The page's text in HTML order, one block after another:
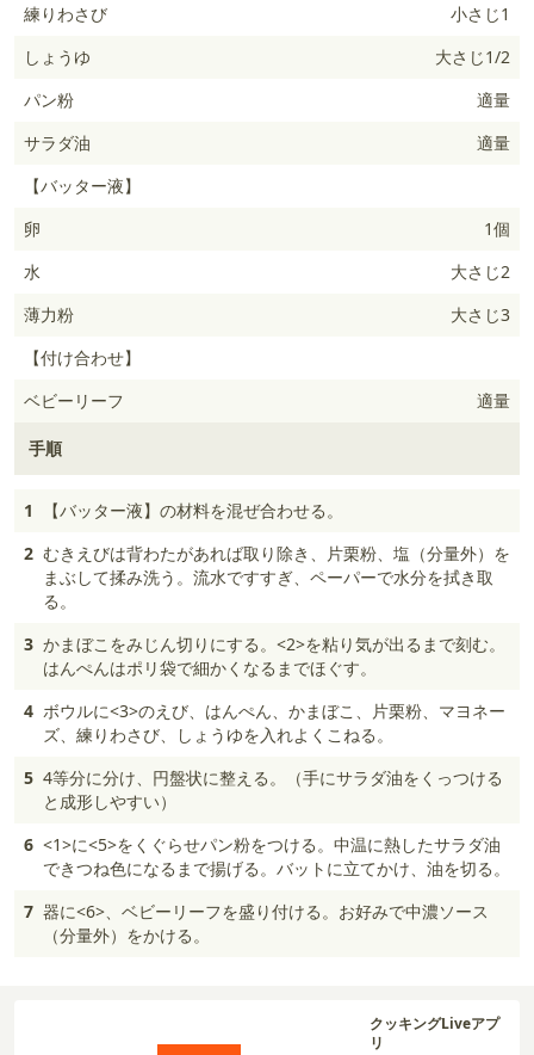
練りわさび
小さじ1
しょうゆ
大さじ1/2
パン粉
適量
サラダ油
適量
【バッター液】
卵
1個
水
大さじ2
薄力粉
大さじ3
【付け合わせ】
ベビーリーフ
適量
手順
1
【バッター液】の材料を混ぜ合わせる。
2 むきえびは背わたがあれば取り除き、片栗粉、塩（分量外）を
まぶして揉み洗う。流水ですすぎ、ペーパーで水分を拭き取
る。
3 かまぼこをみじん切りにする。<2>を粘り気が出るまで刻む。
はんぺんはポリ袋で細かくなるまでほぐす。
4 ボウルに<3>のえび、はんぺん、かまぼこ、片栗粉、マヨネー
ズ、練りわさび、しょうゆを入れよくこねる。
5 4等分に分け、円盤状に整える。（手にサラダ油をくっつける
と成形しやすい）
6 <1>に<5>をくぐらせパン粉をつける。中温に熱したサラダ油
できつね色になるまで揚げる。バットに立てかけ、油を切る。
7 器に<6>、ベビーリーフを盛り付ける。お好みで中濃ソース
（分量外）をかける。
クッキングLiveアプ
リ